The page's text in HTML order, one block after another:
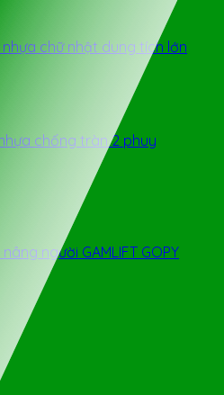
nhựa chữ nhật dung tích lớn
chống tràn 2 phuy
người GAMLIFT GOPY